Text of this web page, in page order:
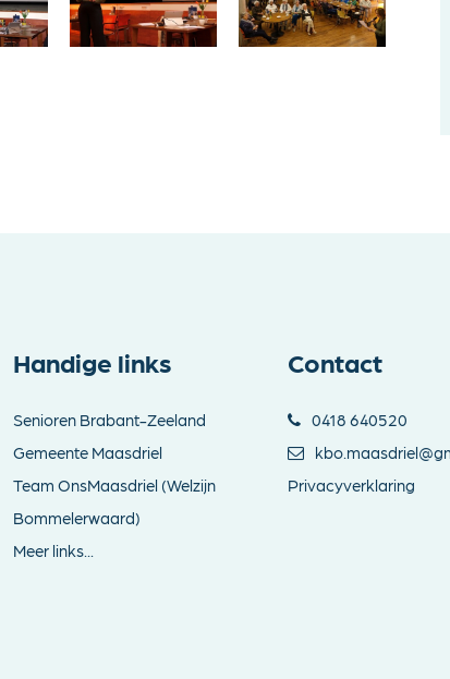
Handige links
Senioren Brabant-Zeeland
Gemeente Maasdriel
Team OnsMaasdriel (Welzijn
Bommelerwaard)
Meer links...
Contact
0418 640520
Privacyverklaring